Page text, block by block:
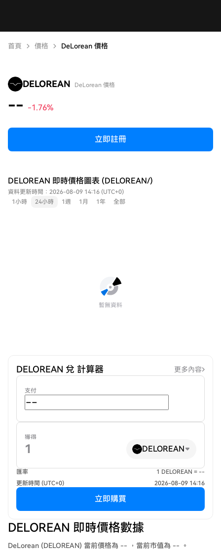
首頁 價格 DeLorean 價格
DELOREAN DeLorean 價格
-- -1.76%
立即註冊
DELOREAN 即時價格圖表 (DELOREAN/)
資料更新時間：2026-08-09 14:16 (UTC+0)
1小時
24小時 1週 1月 1年 全部
暫無資料
DELOREAN 兌 計算器 更多內容
支付
獲得
DELOREAN
匯率
1 DELOREAN = --
更新時間 (UTC+0)
2026-08-09 14:16
立即購買
DELOREAN 即時價格數據
DeLorean (DELOREAN) 當前價格為 -- ，當前市值為 -- 。